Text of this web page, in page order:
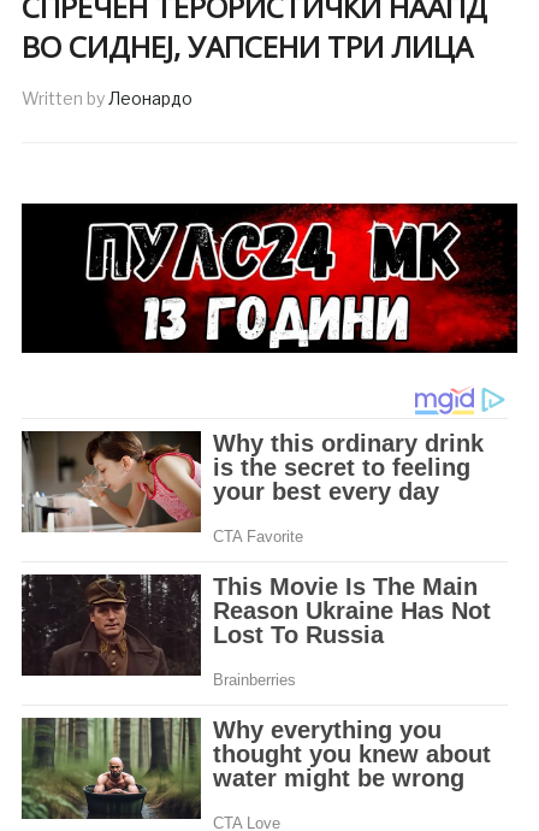
ВО СИДНЕЈ, УАПСЕНИ ТРИ ЛИЦА
Written byЛеонардо